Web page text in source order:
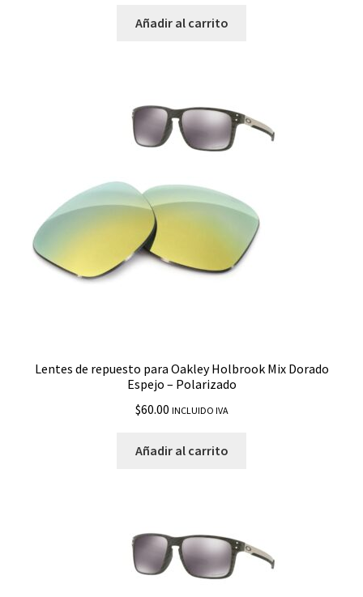
Añadir al carrito
Lentes de repuesto para Oakley Holbrook Mix Dorado
Espejo – Polarizado
$60.00 INCLUIDO IVA
Añadir al carrito